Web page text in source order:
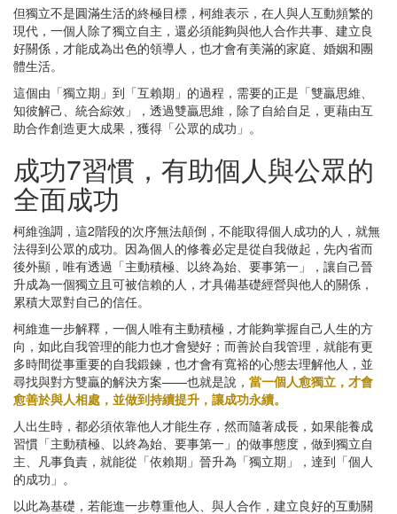
但獨立不是圓滿生活的終極目標，柯維表示，在人與人互動頻繁的
現代，一個人除了獨立自主，還必須能夠與他人合作共事、建立良
好關係，才能成為出色的領導人，也才會有美滿的家庭、婚姻和團
體生活。
這個由「獨立期」到「互賴期」的過程，需要的正是「雙贏思維、
知彼解己、統合綜效」，透過雙贏思維，除了自給自足，更藉由互
助合作創造更大成果，獲得「公眾的成功」。
成功7習慣，有助個人與公眾的
全面成功
柯維強調，這2階段的次序無法顛倒，不能取得個人成功的人，就無
法得到公眾的成功。因為個人的修養必定是從自我做起，先內省而
後外顯，唯有透過「主動積極、以終為始、要事第一」，讓自己晉
升成為一個獨立且可被信賴的人，才具備基礎經營與他人的關係，
累積大眾對自己的信任。
柯維進一步解釋，一個人唯有主動積極，才能夠掌握自己人生的方
向，如此自我管理的能力也才會變好；而善於自我管理，就能有更
多時間從事重要的自我鍛鍊，也才會有寬裕的心態去理解他人，並
尋找與對方雙贏的解決方案——也就是說， 當一個人愈獨立，才會
愈善於與人相處，並做到持續提升，讓成功永續。
人出生時，都必須依靠他人才能生存，然而隨著成長，如果能養成
習慣「主動積極、以終為始、要事第一」的做事態度，做到獨立自
主、凡事負責，就能從「依賴期」晉升為「獨立期」，達到「個人
的成功」。
以此為基礎，若能進一步尊重他人、與人合作，建立良好的互動關